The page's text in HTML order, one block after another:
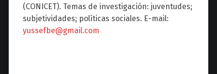
(CONICET). Temas de investigación: juventudes;
subjetividades; políticas sociales. E-mail:
yussefbe@gmail.com